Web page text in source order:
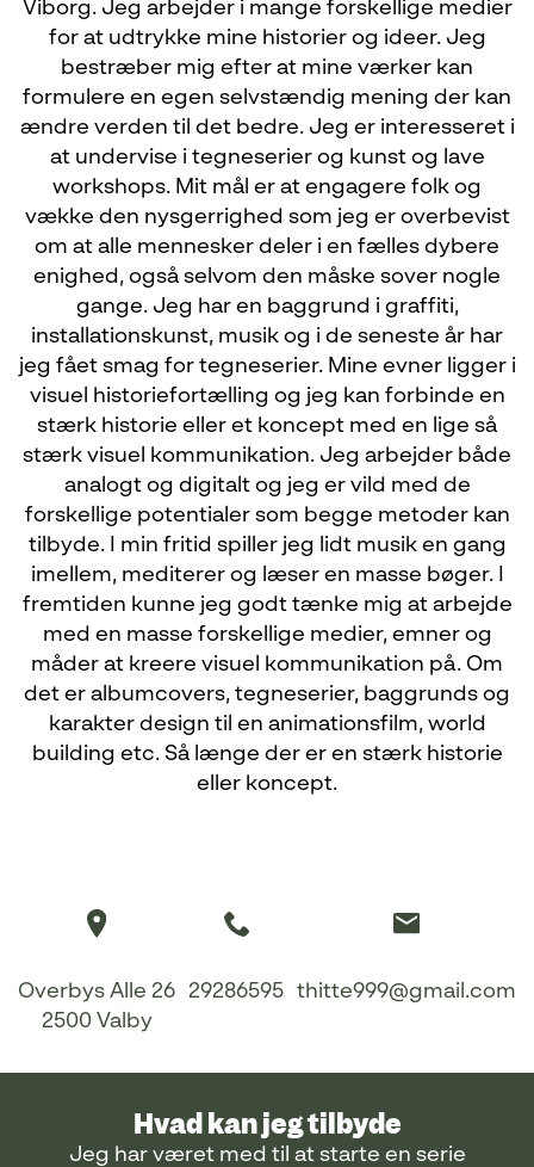
Viborg. Jeg arbejder i mange forskellige medier
for at udtrykke mine historier og ideer. Jeg
bestræber mig efter at mine værker kan
formulere en egen selvstændig mening der kan
ændre verden til det bedre. Jeg er interesseret i
at undervise i tegneserier og kunst og lave
workshops. Mit mål er at engagere folk og
vække den nysgerrighed som jeg er overbevist
om at alle mennesker deler i en fælles dybere
enighed, også selvom den måske sover nogle
gange. Jeg har en baggrund i graffiti,
installationskunst, musik og i de seneste år har
jeg fået smag for tegneserier. Mine evner ligger i
visuel historiefortælling og jeg kan forbinde en
stærk historie eller et koncept med en lige så
stærk visuel kommunikation. Jeg arbejder både
analogt og digitalt og jeg er vild med de
forskellige potentialer som begge metoder kan
tilbyde. I min fritid spiller jeg lidt musik en gang
imellem, mediterer og læser en masse bøger. I
fremtiden kunne jeg godt tænke mig at arbejde
med en masse forskellige medier, emner og
måder at kreere visuel kommunikation på. Om
det er albumcovers, tegneserier, baggrunds og
karakter design til en animationsfilm, world
building etc. Så længe der er en stærk historie
eller koncept.
Overbys Alle 26
2500 Valby
29286595 thitte999@gmail.com
Hvad kan jeg tilbyde
Jeg har været med til at starte en serie